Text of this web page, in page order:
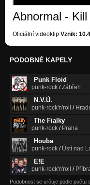
Abnormal -
Oficiální videoklip Vznik:
PODOBNÉ KAPELY
Punk Floid
punk-rock /Zábřeh
N.V.Ú.
punk-rock'n'roll /
The Fialky
punk-rock / Praha
Houba
punk-rock / Ústí nad
E!E
punk-rock'n'roll /
Podobnost se určuje podle počtu